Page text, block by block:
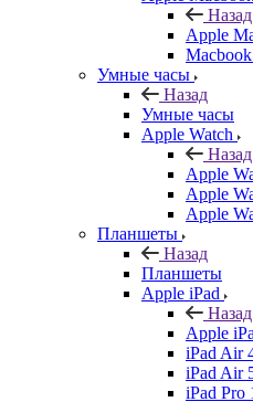
Назад
Apple
Умные часы
Назад
Умные часы
Apple Watch
Назад
Apple
Apple
Apple
Планшеты
Назад
Планшеты
Apple iPad
Назад
Apple
iPad Air
iPad Air
iPad Pro